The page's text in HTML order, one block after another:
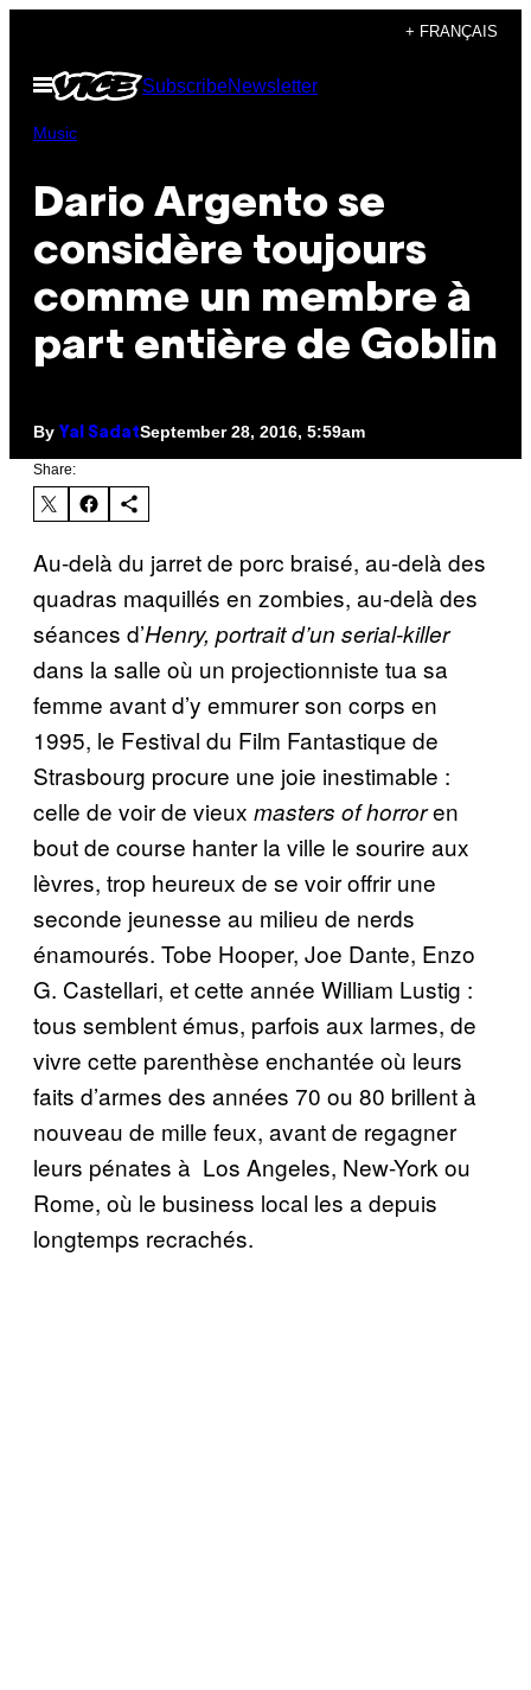
content
+ FRANÇAIS
Open
Menu
SubscribeNewsletter
Music
Dario Argento se
considère toujours
comme un membre à
part entière de Goblin
By Yal SadatSeptember 28, 2016, 5:59am
Share:
Au-delà du jarret de porc braisé, au-delà des
quadras maquillés en zombies, au-delà des
séances d’Henry, portrait d’un serial-killer
dans la salle où un projectionniste tua sa
femme avant d’y emmurer son corps en
1995, le Festival du Film Fantastique de
Strasbourg procure une joie inestimable :
celle de voir de vieux masters of horroren
bout de course hanter la ville le sourire aux
lèvres, trop heureux de se voir offrir une
seconde jeunesse au milieu de nerds
énamourés. Tobe Hooper, Joe Dante, Enzo
G. Castellari, et cette année William Lustig :
tous semblent émus, parfois aux larmes, de
vivre cette parenthèse enchantée où leurs
faits d’armes des années 70 ou 80 brillent à
nouveau de mille feux, avant de regagner
leurs pénates à Los Angeles, New-York ou
Rome, où le business local les a depuis
longtemps recrachés.